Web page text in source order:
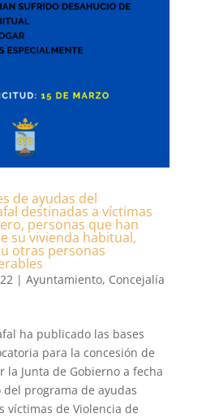
de ayudas del
destinadas a víctimas
personas que han
su vivienda habitual,
otras personas
| Ayuntamiento, Concejalía
ha publicado las bases
para la concesión de
la Junta de Gobierno a fecha
programa de ayudas
víctimas de Violencia de